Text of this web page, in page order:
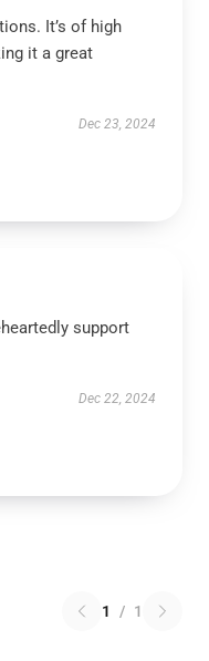
It’s of high
it a great
Dec 23, 2024
support
Dec 22, 2024
1 / 1